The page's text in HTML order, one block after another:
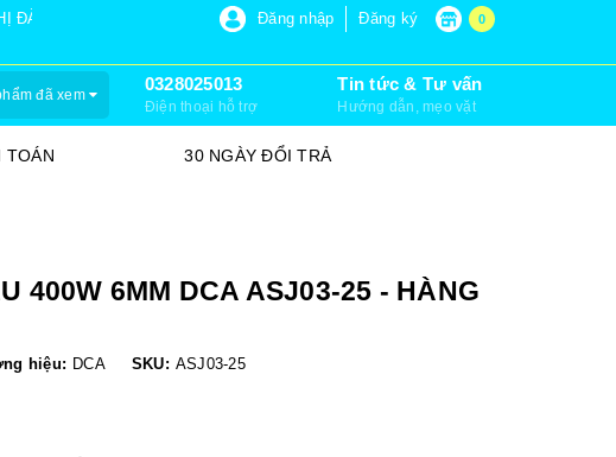
ĐÀNH, ẤP 6, XUÂN THỚI SƠN, HÓC MÔN)
0
Đăng nhập Đăng ký
đã xem
0328025013
Điện thoại hỗ trợ
Tin tức & Tư vấn
Hướng dẫn, mẹo vặt
TOÁN 30 NGÀY ĐỔI TRẢ
400W 6MM DCA ASJ03-25 - HÀNG
hiệu: DCA SKU: ASJ03-25